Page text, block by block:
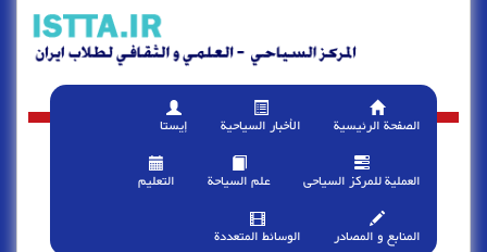
الصفحة الرئیسیة الأخبار السیاحیة إیستا
العملیة للمرکز السیاحی علم السیاحة التعلیم
المنابع و المصادر الوسائط المتعددة